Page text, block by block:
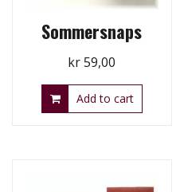
Sommersnaps
kr59,00
Add to cart